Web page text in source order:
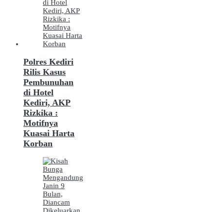
Polres Kediri
Rilis Kasus
Pembunuhan
di Hotel
Kediri, AKP
Rizkika :
Motifnya
Kuasai Harta
Korban